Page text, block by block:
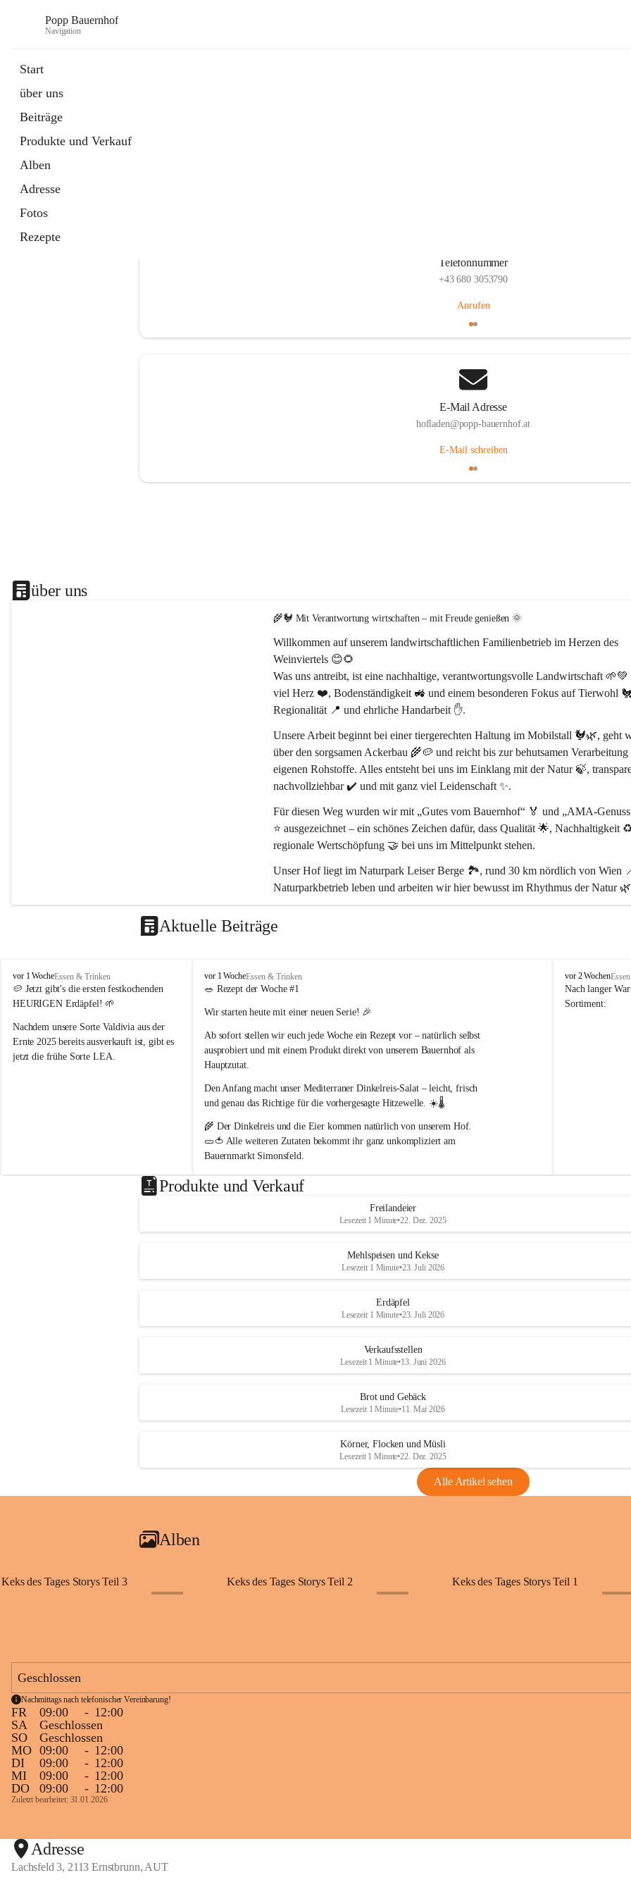
Popp Bauernhof
Navigation
Start
über uns
Beiträge
Produkte und Verkauf
Alben
Adresse
Fotos
Rezepte
Telefonnummer
+43 680 3053790
Anrufen
E-Mail Adresse
hofladen@popp-bauernhof.at
E-Mail schreiben
über uns
🌾🐓 Mit Verantwortung wirtschaften – mit Freude genießen 🌞
Willkommen auf unserem landwirtschaftlichen Familienbetrieb im Herzen des
Weinviertels 😊🌻
Was uns antreibt, ist eine nachhaltige, verantwortungsvolle Landwirtschaft 🌱💚
viel Herz ❤️, Bodenständigkeit 🚜 und einem besonderen Fokus auf Tierwohl 🐔
Regionalität 📍 und ehrliche Handarbeit ✋.
Unsere Arbeit beginnt bei einer tiergerechten Haltung im Mobilstall 🐓🌿, geht
über den sorgsamen Ackerbau 🌾🥔 und reicht bis zur behutsamen Verarbeitung
eigenen Rohstoffe. Alles entsteht bei uns im Einklang mit der Natur 🍃,
nachvollziehbar ✔️ und mit ganz viel Leidenschaft ✨.
Für diesen Weg wurden wir mit „Gutes vom Bauernhof“ 🏅 und „AMA-
⭐ ausgezeichnet – ein schönes Zeichen dafür, dass Qualität 🌟, Nachhaltigkeit
regionale Wertschöpfung 🤝 bei uns im Mittelpunkt stehen.
Unser Hof liegt im Naturpark Leiser Berge 🏞️, rund 30 km nördlich von Wien
Naturparkbetrieb leben und arbeiten wir hier bewusst im Rhythmus der Natur
Aktuelle Beiträge
P
o
p
B
a
u
e
vor 1 WocheEssen & Trinken
🥔 Jetzt gibt's die ersten festkochenden
HEURIGEN Erdäpfel! 🌱
Nachdem unsere Sorte Valdivia aus der
Ernte 2025 bereits ausverkauft ist, gibt es
jetzt die frühe Sorte LEA.
#heurige #erdäpfel #festkochend #regional
#direktvombbauernhof #hofpopp
P
o
p
a
u
e
n
h
f
vor 1 WocheEssen & Trinken
🥗 Rezept der Woche #1
Wir starten heute mit einer neuen Serie! 🎉
Ab sofort stellen wir euch jede Woche ein Rezept vor – natürlich selbst
ausprobiert und mit einem Produkt direkt von unserem Bauernhof als
Hauptzutat.
Den Anfang macht unser Mediterraner Dinkelreis-Salat – leicht, frisch
und genau das Richtige für die vorhergesagte Hitzewelle. ☀️🌡️
🌾 Der Dinkelreis und die Eier kommen natürlich von unserem Hof.
🥒🍅 Alle weiteren Zutaten bekommt ihr ganz unkompliziert am
Bauernmarkt Simonsfeld.
📖 Das vollständige Rezept findet ihr auf unserer Homepage:
www.popp-bauernhof.at
Wir wünschen euch viel Freude beim Nachkochen und einen
genussvollen Sommer! 😊
P
o
p
vor 2 Wochen
Nach langer
Sortiment:
Produkte und Verkauf
Freilandeier
Lesezeit 1 Minute•22. Dez. 2025
Mehlspeisen und Kekse
Lesezeit 1 Minute•23. Juli 2026
Erdäpfel
Lesezeit 1 Minute•23. Juli 2026
Verkaufsstellen
Lesezeit 1 Minute•13. Juni 2026
Brot und Gebäck
Lesezeit 1 Minute•11. Mai 2026
Körner, Flocken und Müsli
Lesezeit 1 Minute•22. Dez. 2025
Alle Artikel sehen
Alben
Keks des Tages Storys Teil 3 Keks des Tages Storys Teil 2 Keks des Tages Storys Teil 1
Geschlossen
Nachmittags nach telefonischer Vereinbarung!
FR 09:00 - 12:00
SA
Geschlossen
SO
Geschlossen
MO 09:00 - 12:00
DI
09:00 - 12:00
MI
09:00 - 12:00
DO
09:00 - 12:00
Zuletzt bearbeitet: 31.01.2026
Adresse
Lachsfeld 3, 2113 Ernstbrunn, AUT